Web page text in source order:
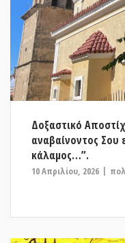
Δοξαστικό
αναβαίνοντος
κάλαμος…”.
10 Απριλίου, 2026